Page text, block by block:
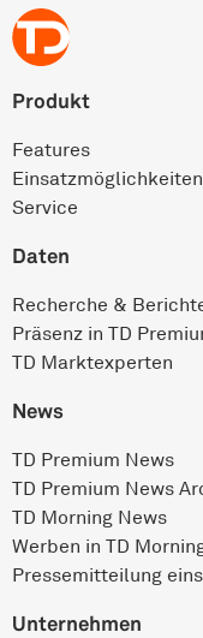
Produkt
Features
Einsatz­möglichkeiten
Service
Daten
Recherche &
Präsenz in TD
TD Marktexperten
News
TD Premium News
TD Premium News
TD Morning News
Werben in TD
Pressemitteilung
Unternehmen